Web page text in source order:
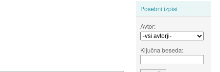
Posebni izpisi
Avtor:
Ključna beseda: